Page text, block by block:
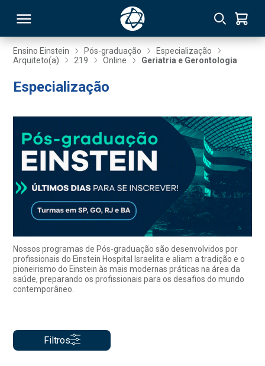
Ensino Einstein Pós-graduação
Especialização
Arquiteto(a)
219 Online Geriatria e Gerontologia
Especialização
Nossos programas de Pós-graduação são desenvolvidos por
profissionais do Einstein Hospital Israelita e aliam a tradição e o
pioneirismo do Einstein às mais modernas práticas na área da
saúde, preparando os profissionais para os desafios do mundo
contemporâneo.
Filtros